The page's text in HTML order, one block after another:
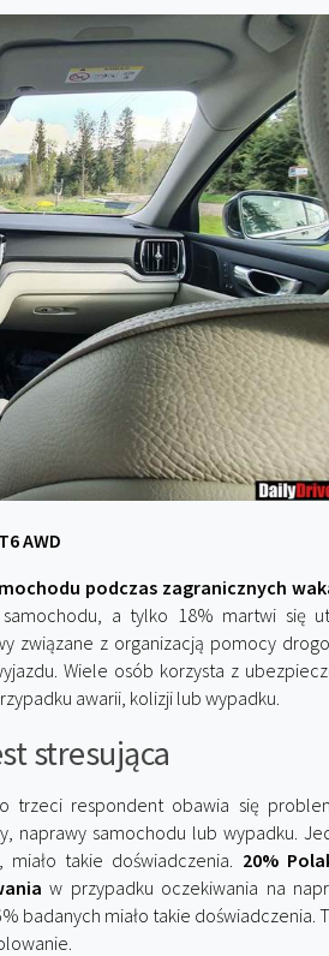
AWD
podczas zagranicznych
a tylko 18% martwi się
związane z organizacją pomocy
Wiele osób korzysta z
awarii, kolizji lub wypadku.
stresująca
trzeci respondent obawia się
naprawy samochodu lub wypadku.
takie doświadczenia. 20%
w przypadku oczekiwania na
badanych miało takie doświadczenia.